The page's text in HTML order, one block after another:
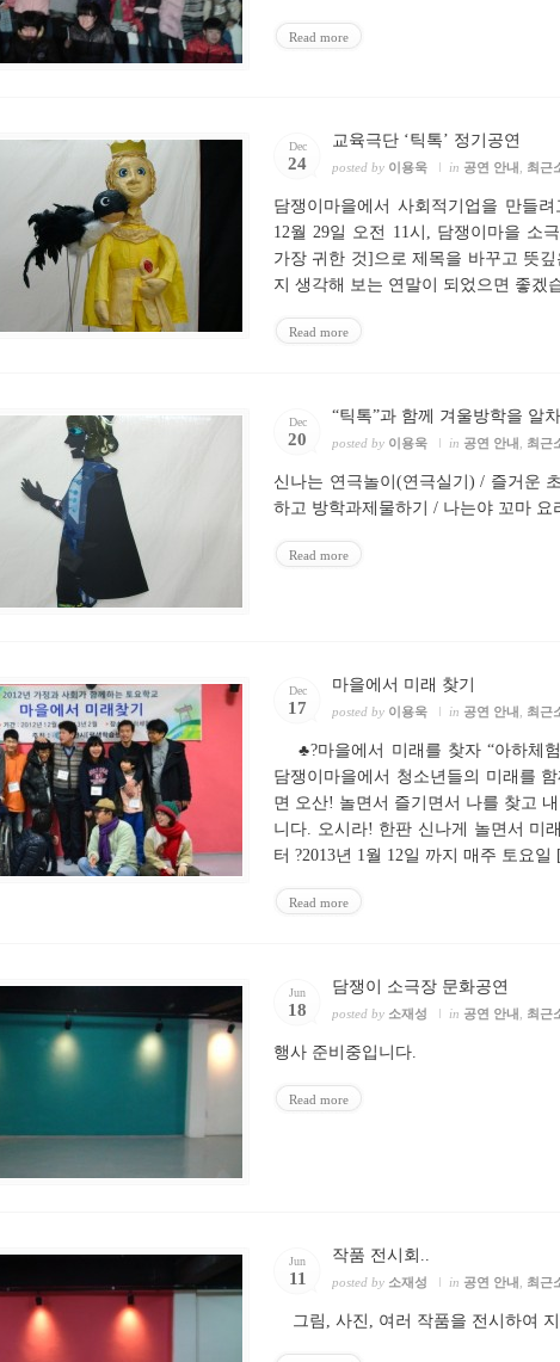
Read more
Dec
24
교육극단 ‘틱톡’ 정기공연
posted by 이용욱 in 공연 안내 최근
담쟁이마을에서 사회적기업을 만들
12월 29일 오전 11시, 담쟁이마을 소
가장 귀한 것]으로 제목을 바꾸고 뜻
지 생각해 보는 연말이 되었으면 좋겠
Read more
Dec
20
“틱톡”과 함께 겨울방학을 알
posted by 이용욱 in 공연 안내 최근
신나는 연극놀이(연극실기) / 즐거운
하고 방학과제물하기 / 나는야 꼬마 요
Read more
Dec
17
마을에서 미래 찾기
posted by 이용욱 in 공연 안내 최근
♣?마을에서 미래를 찾자 “아하체
담쟁이마을에서 청소년들의 미래를
면 오산! 놀면서 즐기면서 나를 찾고
니다. 오시라! 한판 신나게 놀면서 미
터 ?2013년 1월 12일 까지 매주 토요일
Read more
Jun
18
담쟁이 소극장 문화공연
posted by 소재성 in 공연 안내 최근
행사 준비중입니다.
Read more
Jun
11
작품 전시회..
posted by 소재성 in 공연 안내 최근
그림, 사진, 여러 작품을 전시하여